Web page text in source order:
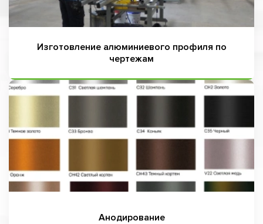
Изготовление алюминиевого профиля по
чертежам
Анодирование